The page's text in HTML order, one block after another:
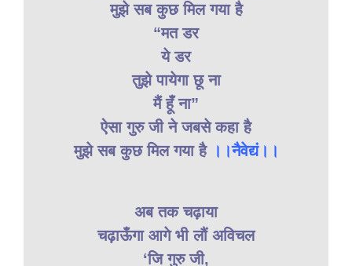
मुझे सब कुछ मिल गया है
“मत डर
ये डर
तुझे पायेगा छू ना
मैं हूँ ना”
ऐसा गुरु जी ने जबसे कहा है
मुझे सब कुछ मिल गया है।।नैवेद्यं।।
अब तक चढ़ाया
चढ़ाऊँगा आगे भी लौं अविचल
‘जि गुरु जी,